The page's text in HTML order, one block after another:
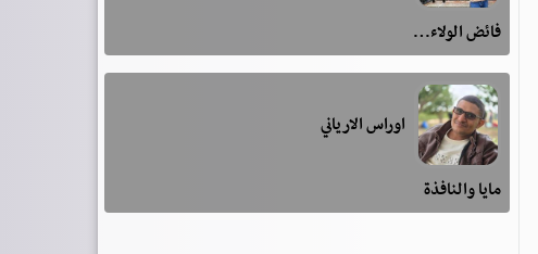
فائض الولاء…
اوراس الارياني
مايا والنافذة